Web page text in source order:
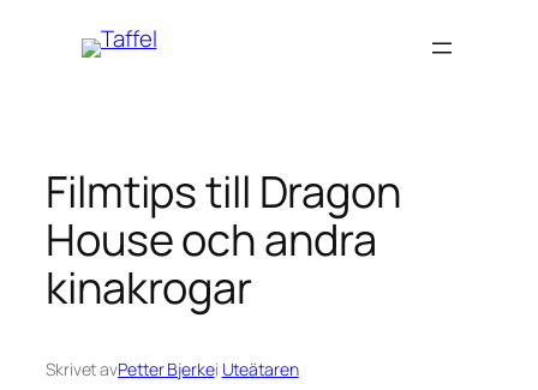
Filmtips till Dragon
House och andra
kinakrogar
Skrivet avPetter Bjerkei Uteätaren